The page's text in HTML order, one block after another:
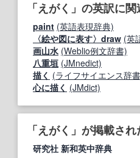
「えがく」の英訳に
paint (英語表現辞典)
〈絵や図に表す〉draw (英
画山水 (Weblio例文辞書)
八重垣 (JMnedict)
描く (ライフサイエンス辞
心に描く (JMdict)
「えがく」が掲載さ
研究社 新和英中辞典